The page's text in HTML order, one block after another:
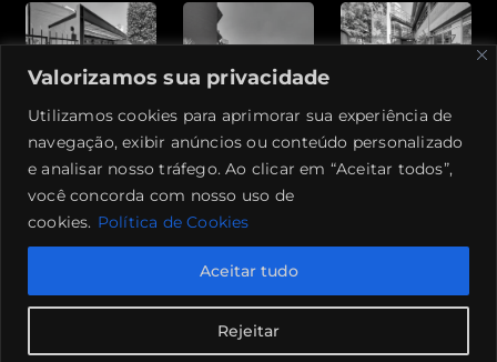
Valorizamos sua privacidade
Utilizamos cookies para aprimorar sua experiência de
navegação, exibir anúncios ou conteúdo personalizado
e analisar nosso tráfego. Ao clicar em “Aceitar todos”,
você concorda com nosso uso de
cookies. Política de Cookies
Rejeitar
Aceitar tudo